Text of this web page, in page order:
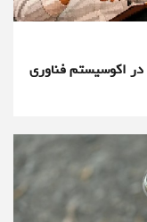
در اکوسیستم فناوری